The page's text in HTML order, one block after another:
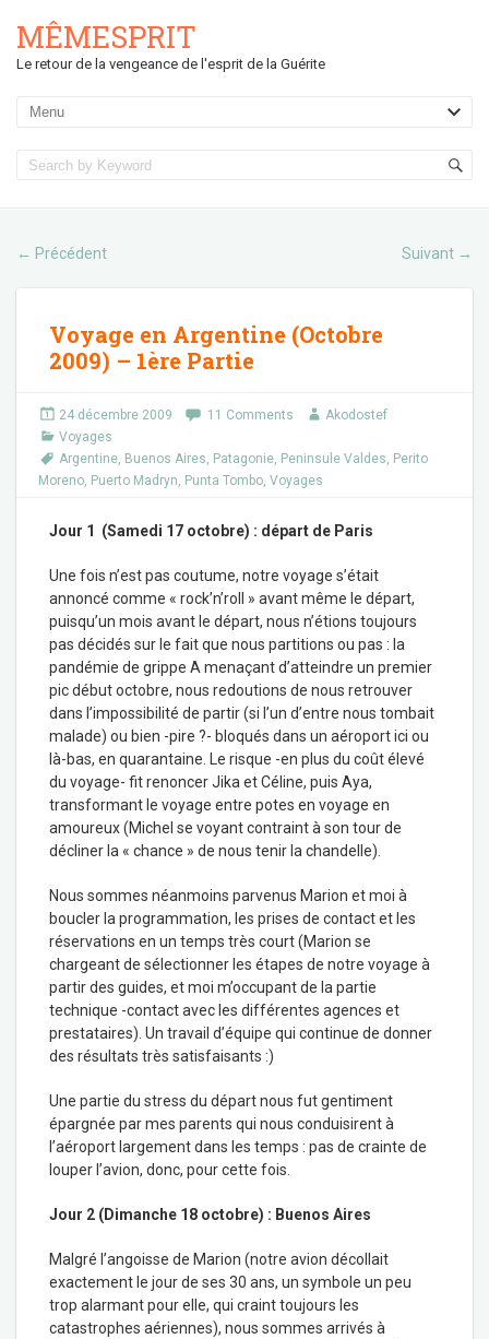
MÊMESPRIT
Le retour de la vengeance de l'esprit de la Guérite
← Précédent Suivant →
Voyage en Argentine (Octobre
2009) – 1ère Partie
24 décembre 2009 11 Comments
Akodostef
Voyages
Argentine, Buenos Aires, Patagonie, Peninsule Valdes, Perito
Moreno, Puerto Madryn, Punta Tombo, Voyages
Jour 1 (Samedi 17 octobre) : départ de Paris
Une fois n’est pas coutume, notre voyage s’était
annoncé comme « rock’n’roll » avant même le départ,
puisqu’un mois avant le départ, nous n’étions toujours
pas décidés sur le fait que nous partitions ou pas : la
pandémie de grippe A menaçant d’atteindre un premier
pic début octobre, nous redoutions de nous retrouver
dans l’impossibilité de partir (si l’un d’entre nous tombait
malade) ou bien -pire ?- bloqués dans un aéroport ici ou
là-bas, en quarantaine. Le risque -en plus du coût élevé
du voyage- fit renoncer Jika et Céline, puis Aya,
transformant le voyage entre potes en voyage en
amoureux (Michel se voyant contraint à son tour de
décliner la « chance » de nous tenir la chandelle).
Nous sommes néanmoins parvenus Marion et moi à
boucler la programmation, les prises de contact et les
réservations en un temps très court (Marion se
chargeant de sélectionner les étapes de notre voyage à
partir des guides, et moi m’occupant de la partie
technique -contact avec les différentes agences et
prestataires). Un travail d’équipe qui continue de donner
des résultats très satisfaisants :)
Une partie du stress du départ nous fut gentiment
épargnée par mes parents qui nous conduisirent à
l’aéroport largement dans les temps : pas de crainte de
louper l’avion, donc, pour cette fois.
Jour 2 (Dimanche 18 octobre) : Buenos Aires
Malgré l’angoisse de Marion (notre avion décollait
exactement le jour de ses 30 ans, un symbole un peu
trop alarmant pour elle, qui craint toujours les
catastrophes aériennes), nous sommes arrivés à